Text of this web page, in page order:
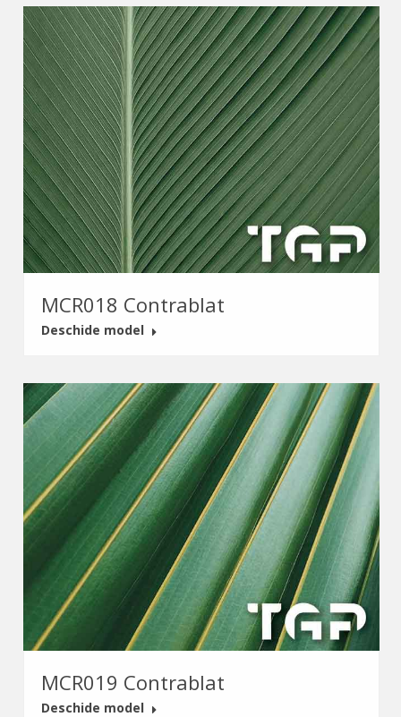
MCR018 Contrablat
Deschide model
MCR019 Contrablat
Deschide model